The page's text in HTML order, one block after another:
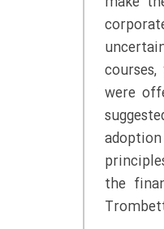
were
the